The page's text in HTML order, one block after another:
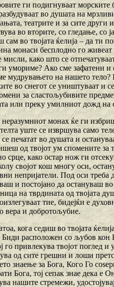
ги подигнуваат морските
во душата на
театрите и за сите други
во вторите, со гледање,
сам во твојата ќелија – да ти
монаси бесплодно го живеат
мисли, како што се
умориме? Ако сме зафатени
мудрувањето на нашето
во снегот се уништуваат и
за сластољубивите
или преку умилниот дожд на
неразумниот монах ќе ги
уште се извршува само
се печатат во душата и
од твојот ум спомените за
срце, како остар нож ги
својот кош многу оси,
непријатели. Под оси треба
и постојано да остануваш
на тврдината од твојата
тие, бидејќи е
вера и добротољубие.
кога седиш во твојата
Биди расположен со љубов кон
го привлекува твојот поглед
од сите грешни и лоши
знаење за Бога, Кого Го
Бога, тој сепак знае дека е
нашите стремежи,